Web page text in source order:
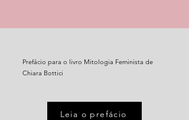
Prefácio para o livro Mitologia Feminista de
Chiara Bottici
Leia o prefácio